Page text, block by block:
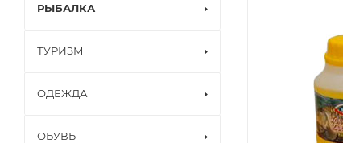
РЫБАЛКА
ТУРИЗМ
ОДЕЖДА
ОБУВЬ